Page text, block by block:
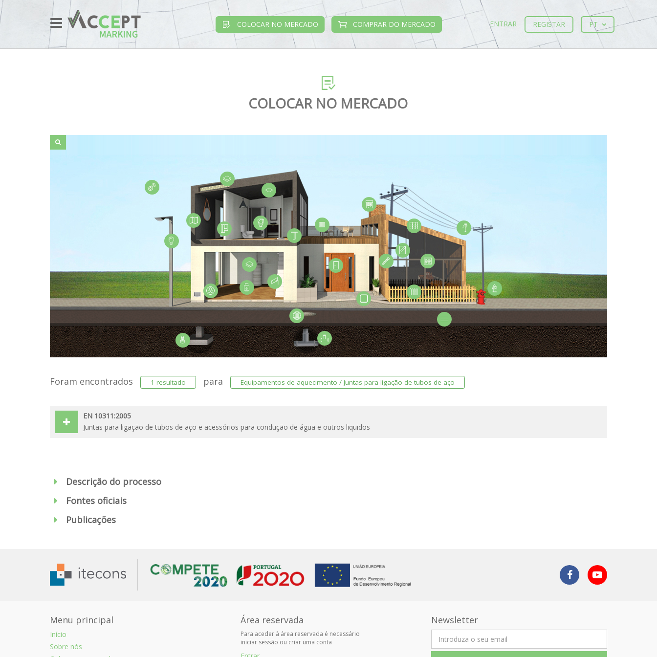
ENTRAR REGISTAR PT
COLOCAR NO MERCADO COMPRAR DO MERCADO
COLOCAR NO MERCADO
Foram encontrados 1 resultado para Equipamentos de aquecimento / Juntas para ligação de tubos de aço
EN 10311:2005
Juntas para ligação de tubos de aço e acessórios para condução de água e outros liquidos
Descrição do processo
Fontes oficiais
Publicações
Menu principal
Início
Sobre nós
Área reservada
Para aceder à área reservada é necessário
iniciar sessão ou criar uma conta
Newsletter